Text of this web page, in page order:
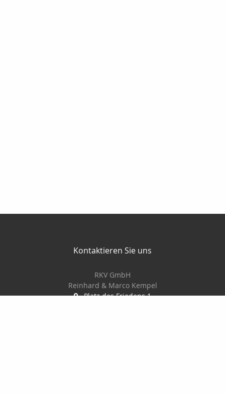
Kontaktieren Sie uns
RKV GmbH
Reinhard & Marco Kempel
Platz des Friedens 1